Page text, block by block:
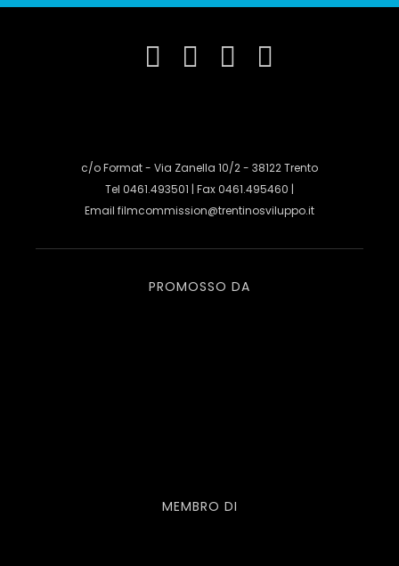
c/o Format - Via Zanella 10/2 - 38122 Trento
Tel 0461.493501 | Fax 0461.495460 |
Email filmcommission@trentinosviluppo.it
PROMOSSO DA
MEMBRO DI